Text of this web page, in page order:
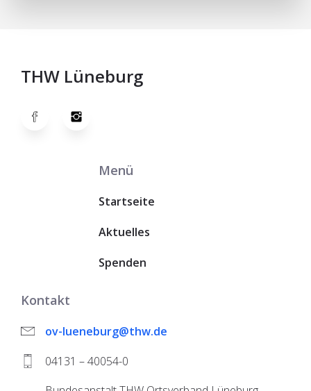
THW Lüneburg
Menü
Startseite
Aktuelles
Spenden
Kontakt
ov-lueneburg@thw.de
04131 – 40054-0